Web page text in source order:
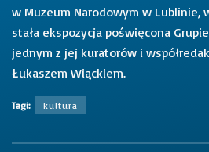
w Muzeum Narodowym w Lublinie,
stała ekspozycja poświęcona
jednym z jej kuratorów i
Łukaszem Wiąckiem.
Tagi: kultura